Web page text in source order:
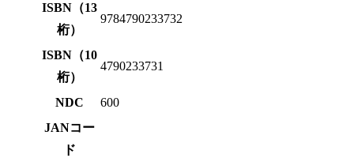
ISBN（13
桁）
9784790233732
ISBN（10
桁）
4790233731
NDC
600
JANコー
ド